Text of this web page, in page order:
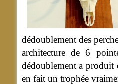
dédoublement des
architecture de 6
dédoublement a produit
en fait un trophée